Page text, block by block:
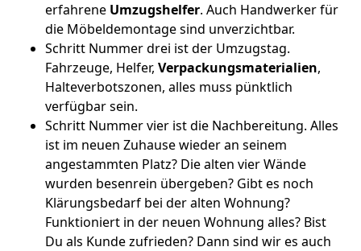
erfahrene Umzugshelfer. Auch Handwerker für
die Möbeldemontage sind unverzichtbar.
Schritt Nummer drei ist der Umzugstag.
Fahrzeuge, Helfer, Verpackungsmaterialien,
Halteverbotszonen, alles muss pünktlich
verfügbar sein.
Schritt Nummer vier ist die Nachbereitung. Alles
ist im neuen Zuhause wieder an seinem
angestammten Platz? Die alten vier Wände
wurden besenrein übergeben? Gibt es noch
Klärungsbedarf bei der alten Wohnung?
Funktioniert in der neuen Wohnung alles? Bist
Du als Kunde zufrieden? Dann sind wir es auch